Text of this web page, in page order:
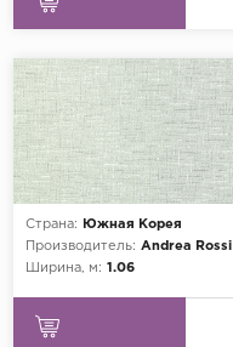
Страна:
Южная Корея
Производитель: Andrea Rossi
Ширина, м: 1.06